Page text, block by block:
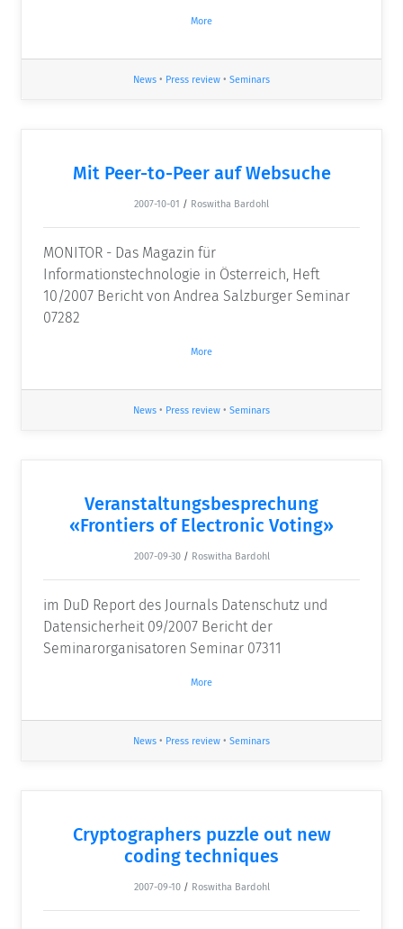
More
News • Press review • Seminars
Mit Peer-to-Peer auf Websuche
2007-10-01 / Roswitha Bardohl
MONITOR - Das Magazin für
Informationstechnologie in Österreich, Heft
10/2007 Bericht von Andrea Salzburger Seminar
07282
More
News • Press review • Seminars
Veranstaltungsbesprechung
«Frontiers of Electronic Voting»
2007-09-30 / Roswitha Bardohl
im DuD Report des Journals Datenschutz und
Datensicherheit 09/2007 Bericht der
Seminarorganisatoren Seminar 07311
More
News • Press review • Seminars
Cryptographers puzzle out new
coding techniques
2007-09-10 / Roswitha Bardohl